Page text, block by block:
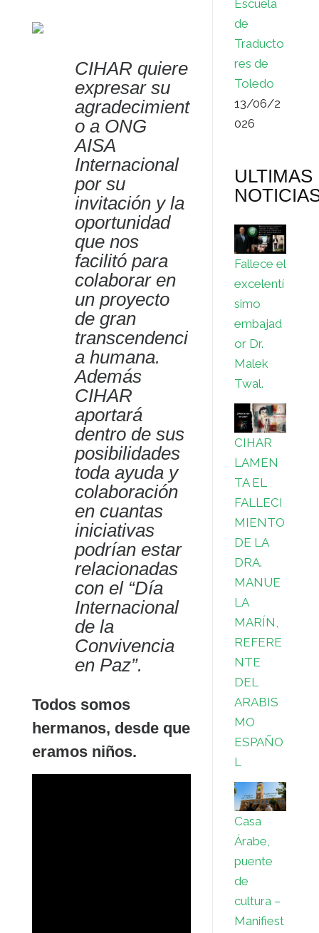
CIHAR quiere
expresar su
agradecimient
o a ONG
AISA
Internacional
por su
invitación y la
oportunidad
que nos
facilitó para
colaborar en
un proyecto
de gran
transcendenci
a humana.
Además
CIHAR
aportará
dentro de sus
posibilidades
toda ayuda y
colaboración
en cuantas
iniciativas
podrían estar
relacionadas
con el “Día
Internacional
de la
Convivencia
en Paz”.
Todos somos
hermanos, desde que
eramos niños.
Escuela
de
Traducto
res de
Toledo
13/06/2
026
ULTIMAS
Fallece el
excelentí
simo
embajad
or Dr.
Malek
Twal.
CIHAR
LAMEN
TA EL
FALLECI
MIENTO
DE LA
DRA.
MANUE
LA
MARÍN,
REFERE
NTE
DEL
ARABIS
MO
ESPAÑO
L
Casa
Árabe,
puente
de
cultura –
Manifiest